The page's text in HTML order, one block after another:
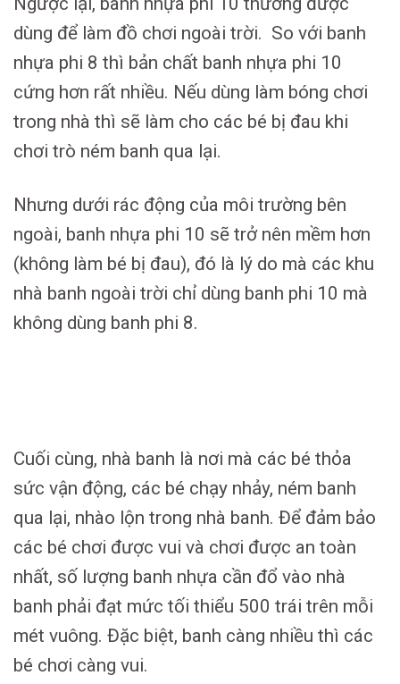
dùng để làm đồ chơi ngoài trời. So với banh
nhựa phi 8 thì bản chất banh nhựa phi 10
cứng hơn rất nhiều. Nếu dùng làm bóng chơi
trong nhà thì sẽ làm cho các bé bị đau khi
chơi trò ném banh qua lại.
Nhưng dưới rác động của môi trường bên
ngoài, banh nhựa phi 10 sẽ trở nên mềm hơn
(không làm bé bị đau), đó là lý do mà các khu
nhà banh ngoài trời chỉ dùng banh phi 10 mà
không dùng banh phi 8.
Cuối cùng, nhà banh là nơi mà các bé thỏa
sức vận động, các bé chạy nhảy, ném banh
qua lại, nhào lộn trong nhà banh. Để đảm bảo
các bé chơi được vui và chơi được an toàn
nhất, số lượng banh nhựa cần đổ vào nhà
banh phải đạt mức tối thiểu 500 trái trên mỗi
mét vuông. Đặc biệt, banh càng nhiều thì các
bé chơi càng vui.